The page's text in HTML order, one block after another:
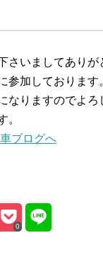
さいましてありが
参加しております
なりますのでよろ
。
0